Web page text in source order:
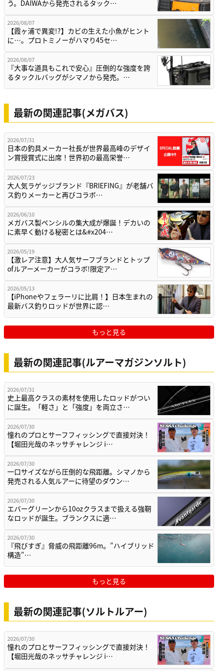
う。DAIWAから発売されるタック…
2026/08/07
【霞ヶ浦で異変!?】カビの生えた小魚がヒント
に…。プロトミノーがハマり45セ…
2026/08/07
『大事な道具もこれで安心』圧倒的な強度を誇
るタックルバッグがシマノから発売。…
最新の関連記事(メガバス)
2026/07/31
日本の釣具メーカー社長が世界最高峰のデザイ
ン賞授賞式に出席！世界初の最高栄誉…
2026/07/23
大人気ラゲッジブランド『BRIEFING』が老舗バ
ス釣りメーカーと再びコラボ…
2026/06/10
メガバス製ペンシルの集大成が爆誕！デカいの
に素早く動ける秘密とは&#x204…
2026/05/19
【激レア注意】大人気サーフブランドとトップ
ofルアーメーカーがコラボ!限定ア…
2026/05/13
【iPhoneやフェラーリに比肩！】日本生まれの
最新バス釣りロッドが世界に認…
もっと見る
最新の関連記事(ルアーマガジンソルト)
2026/07/31
史上最高クラスの素材を使用したロッドがつい
に誕生。「軽さ」と「強度」を両立さ…
2026/07/30
憧れのプロとサーフフィッシングで直接対決！
【堀田光哉のネッサチャレンジ i…
2026/07/30
一口サイズながら圧倒的な飛距離。シマノから
発売される人気ルアーに待望のダウン…
2026/07/30
エバーグリーンから10ozクラスまで扱える強靭
なロッドが誕生。ブランクスに適…
2026/07/30
『飛びすぎ』脅威の飛距離96m。”ハイブリッド
構造”…
もっと見る
最新の関連記事(ソルトルアー)
2026/07/30
憧れのプロとサーフフィッシングで直接対決！
【堀田光哉のネッサチャレンジ i…